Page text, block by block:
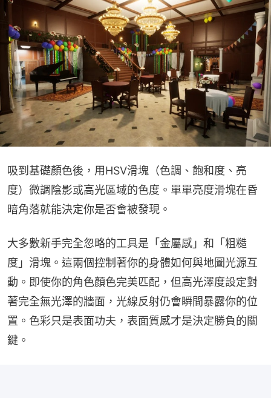
吸到基礎顏色後，用HSV滑塊（色調、飽和度、亮
度）微調陰影或高光區域的色度。單單亮度滑塊在昏
暗角落就能決定你是否會被發現。
大多數新手完全忽略的工具是「金屬感」和「粗糙
度」滑塊。這兩個控制著你的身體如何與地圖光源互
動。即使你的角色顏色完美匹配，但高光澤度設定對
著完全無光澤的牆面，光線反射仍會瞬間暴露你的位
置。色彩只是表面功夫，表面質感才是決定勝負的關
鍵。